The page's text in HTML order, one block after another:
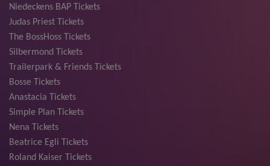
Niedeckens BAP Tickets
Judas Priest Tickets
The BossHoss Tickets
Silbermond Tickets
Trailerpark & Friends Tickets
Bosse Tickets
Anastacia Tickets
Simple Plan Tickets
Nena Tickets
Beatrice Egli Tickets
Roland Kaiser Tickets